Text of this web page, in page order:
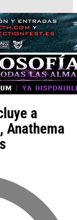
a
Anathema